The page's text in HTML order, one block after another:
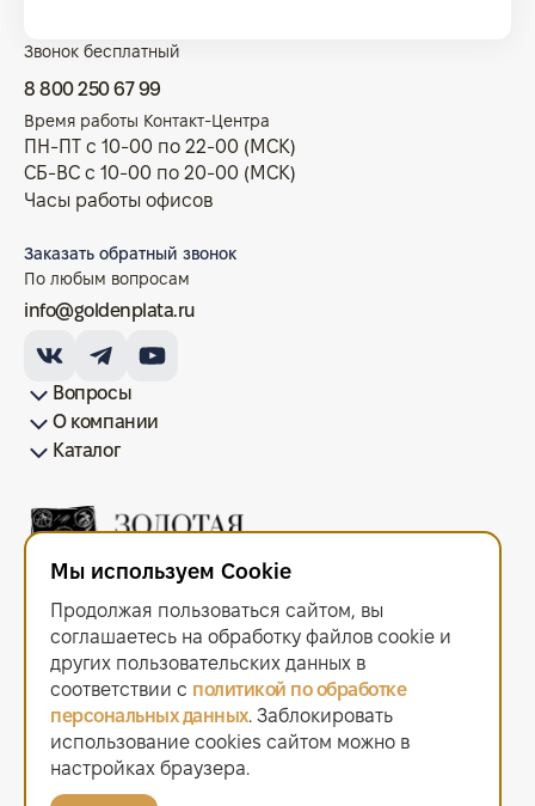
Вопросы
Как купить/продать
Условия оплаты
Условия доставки
Гарантия на товар
Возврат монет
Карта сайта
О компании
Франшиза
История
Вопрос-ответ
Отзывы
Лицензии и документы
Контакты офисов
Новости
БлогКаталог
Звонок бесплатный
8 800 250 67 99
Время работы Контакт-Центра
ПН-ПТ с 10-00 по 22-00 (МСК)
СБ-ВС с 10-00 по 20-00 (МСК)
Часы работы офисов
Заказать обратный звонок
По любым вопросам
info@goldenplata.ru
Политика в отношении обработки персональных данных
Согласие на обработку персональных данных
Мы используем cookie. Это позволяет нам анализировать
взаимодействие посетителей с сайтом и делать его лучше.
Продолжая пользоваться сайтом, вы соглашаетесь с использованием
файлов cookie.
2021–2026 © «Золотая Плата»
Мы используем Cookie
Продолжая пользоваться сайтом, вы
соглашаетесь на обработку файлов сооkiе и
других пользовательских данных в
соответствии с политикой по обработке
персональных данных. Заблокировать
использование cookies сайтом можно в
настройках браузера.